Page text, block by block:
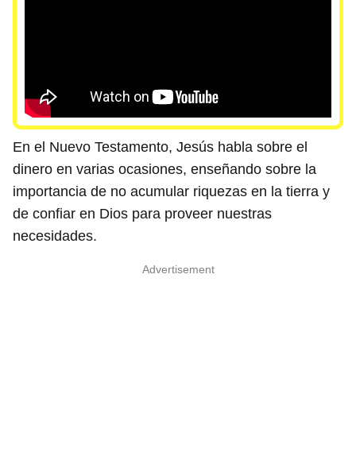
En el Nuevo Testamento, Jesús habla sobre el
dinero en varias ocasiones, enseñando sobre la
importancia de no acumular riquezas en la tierra y
de confiar en Dios para proveer nuestras
necesidades.
Advertisement